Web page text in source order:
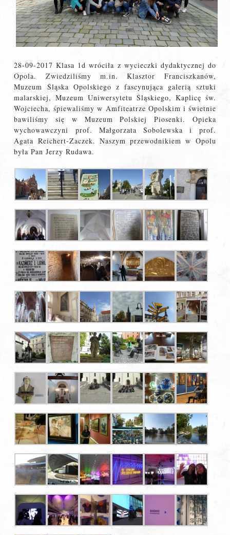
28-09-2017 Klasa 1d wróciła z wycieczki dydaktycznej do
Opola. Zwiedziliśmy m.in. Klasztor Franciszkanów,
Muzeum Śląska Opolskiego z fascynująca galerią sztuki
malarskiej, Muzeum Uniwersytetu Śląskiego, Kaplicę św.
Wojciecha, śpiewaliśmy w Amfiteatrze Opolskim i świetnie
bawiliśmy się w Muzeum Polskiej Piosenki. Opieka
wychowawczyni prof. Małgorzata Sobolewska i prof.
Agata Reichert-Zaczek. Naszym przewodnikiem w Opolu
była Pan Jerzy Rudawa.